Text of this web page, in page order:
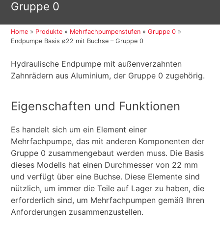
content
Gruppe 0
Home » Produkte » Mehrfachpumpenstufen »Gruppe 0 »
Endpumpe Basis ø22 mit Buchse – Gruppe 0
Hydraulische Endpumpe mit außenverzahnten
Zahnrädern aus Aluminium, der Gruppe 0 zugehörig.
Eigenschaften und Funktionen
Es handelt sich um ein Element einer
Mehrfachpumpe, das mit anderen Komponenten der
Gruppe 0 zusammengebaut werden muss. Die Basis
dieses Modells hat einen Durchmesser von 22 mm
und verfügt über eine Buchse. Diese Elemente sind
nützlich, um immer die Teile auf Lager zu haben, die
erforderlich sind, um Mehrfachpumpen gemäß Ihren
Anforderungen zusammenzustellen.